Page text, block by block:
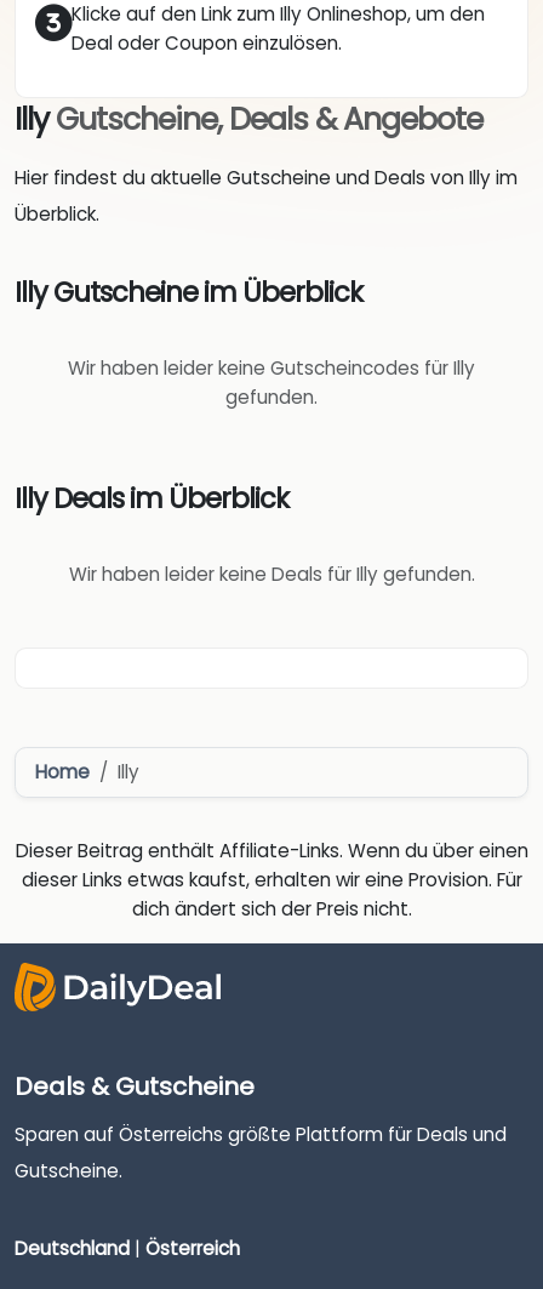
Klicke auf den Link zum Illy Onlineshop, um den
Deal oder Coupon einzulösen.
IllyGutscheine, Deals & Angebote
Hier findest du aktuelle Gutscheine und Deals von Illy im
Überblick.
Illy Gutscheine im Überblick
Wir haben leider keine Gutscheincodes für Illy
gefunden.
Illy Deals im Überblick
Wir haben leider keine Deals für Illy gefunden.
Home Illy
Dieser Beitrag enthält Affiliate-Links. Wenn du über einen
dieser Links etwas kaufst, erhalten wir eine Provision. Für
dich ändert sich der Preis nicht.
Deals & Gutscheine
Sparen auf Österreichs größte Plattform für Deals und
Gutscheine.
Deutschland | Österreich